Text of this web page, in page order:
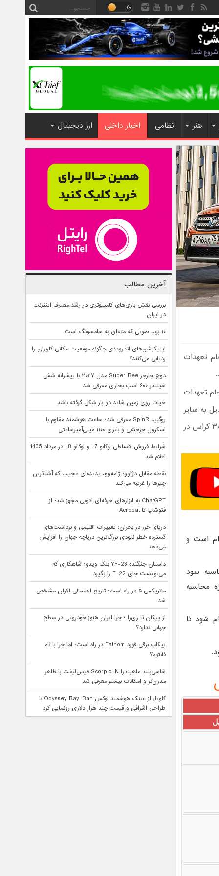
هنر نظامی اخبار داخلی ارز دیجیتال
تعهدات
تعهدات
به سایر
اچ ۳۰ کراس در
است و
سود
محاسبه
شود تا
آخرین مطالب
بررسی نقش بازی‌های کامپیوتری در رشد مصرف اینترنت
در ایران
۱۰ برند صوتی که متعلق به سامسونگ است
اپلیکیشن‌های اندرویدی چگونه موقعیت مکانی کاربران را
ردیابی می‌کنند؟
دوج چارجر Super Bee مدل ۲۰۲۷ با پیشرانه شش
سیلندر ۶۰۰ اسب بخاری معرفی شد
حیات روی زمین شاید دو بار شکل گرفته باشد
روگبید SpinR معرفی شد؛ ساعت هوشمند مقاوم با
اسکرول چرخشی و باتری ۱۱۰۰ میلی‌آمپرساعتی
شرایط فروش اقساطی لوکانو L7 و لوکانو L8 در مرداد 1405
اعلام شد
نقطه مقابل دژاوو؛ ژامه‌وو، پدیده‌ای عجیب که آشناترین
چیزها را غریبه می‌کند
ChatGPT به ابزارهای حرفه‌ای ادوبی مجهز شد؛ از
فتوشاپ تا Acrobat
دریای خزر در بحران؛ تغییرات اقلیمی و برداشت‌های
گسترده خطر نابودی بزرگ‌ترین دریاچه جهان را افزایش
می‌دهد
داستان جنگنده YF-23 بلک ویدو؛ شاهکاری که
می‌توانست جای F-22 را بگیرد
ماتریکس ۵ در راه است؛ تاریخ احتمالی اکران مشخص
شد
از پیکان تا ری‌را ؛ چرا ایران هنوز خودرویی در سطح
جهانی ندارد؟
پیکاپ برقی فورد Fathom در راه است؛ اما چرا با نام
فانتوم؟
شاسی‌بلند ماهیندرا Scorpio-N فیس‌لیفت با ظاهر
مدرن‌تر و امکانات بیشتر معرفی شد
کاویار از عینک هوشمند لوکس Odyssey Ray-Ban با
طراحی اشرافی و قیمت چند هزار دلاری رونمایی کرد